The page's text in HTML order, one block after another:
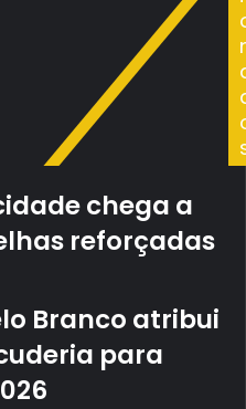
chega a
reforçadas
Branco atribui
para